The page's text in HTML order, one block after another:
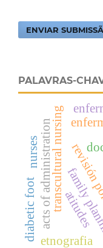
ENVIAR
PALAVRAS-
transcultural nursingfamily
acts of administration
nurses
diabetic foot etnografia
atitudes